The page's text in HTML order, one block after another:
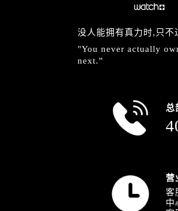
没人能拥有真力时,只不
"You never actually
next.”
总
营
客
中